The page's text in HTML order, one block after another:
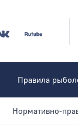
Правила
Нормативно-